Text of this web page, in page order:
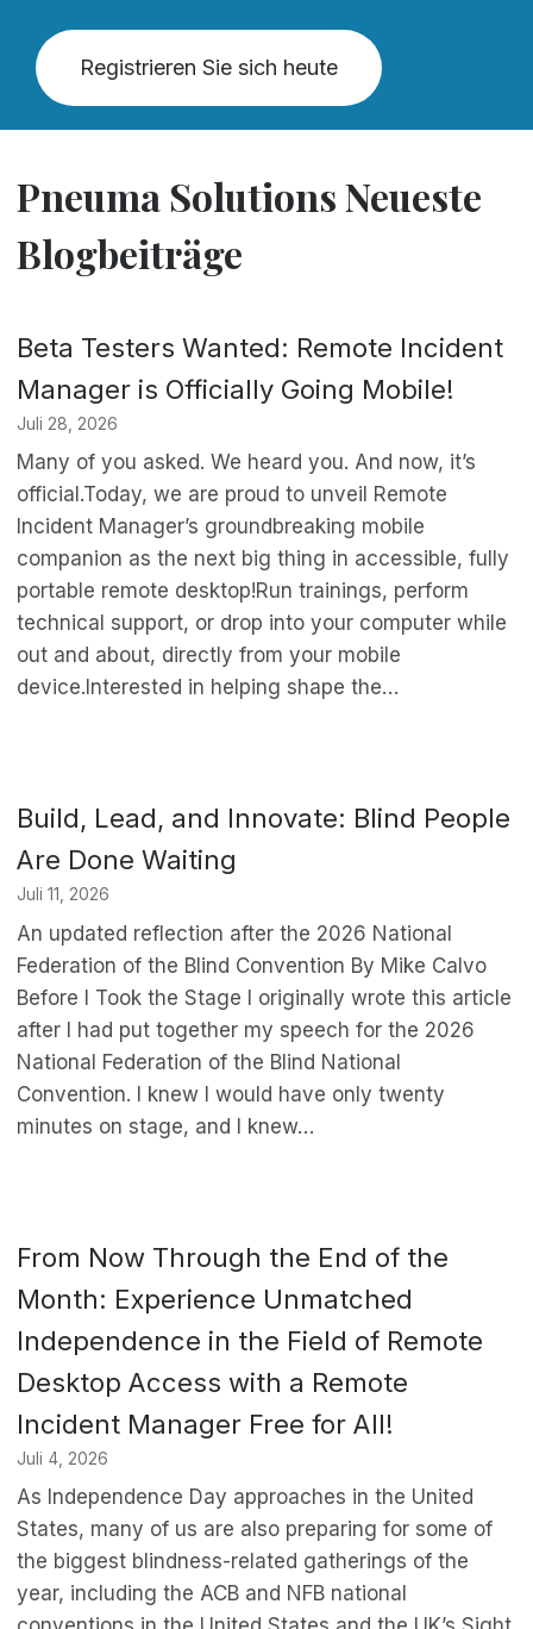
Registrieren Sie sich heute
Pneuma Solutions Neueste
Blogbeiträge
Beta Testers Wanted: Remote Incident
Manager is Officially Going Mobile!
Juli 28, 2026
Many of you asked. We heard you. And now, it’s
official.Today, we are proud to unveil Remote
Incident Manager’s groundbreaking mobile
companion as the next big thing in accessible, fully
portable remote desktop!Run trainings, perform
technical support, or drop into your computer while
out and about, directly from your mobile
device.Interested in helping shape the…
Build, Lead, and Innovate: Blind People
Are Done Waiting
Juli 11, 2026
An updated reflection after the 2026 National
Federation of the Blind Convention By Mike Calvo
Before I Took the Stage I originally wrote this article
after I had put together my speech for the 2026
National Federation of the Blind National
Convention. I knew I would have only twenty
minutes on stage, and I knew…
From Now Through the End of the
Month: Experience Unmatched
Independence in the Field of Remote
Desktop Access with a Remote
Incident Manager Free for All!
Juli 4, 2026
As Independence Day approaches in the United
States, many of us are also preparing for some of
the biggest blindness-related gatherings of the
year, including the ACB and NFB national